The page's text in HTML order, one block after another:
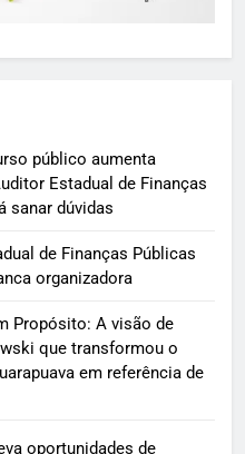
público aumenta
Estadual de Finanças
sanar dúvidas
de Finanças Públicas
organizadora
Propósito: A visão de
que transformou o
em referência de
oportunidades de